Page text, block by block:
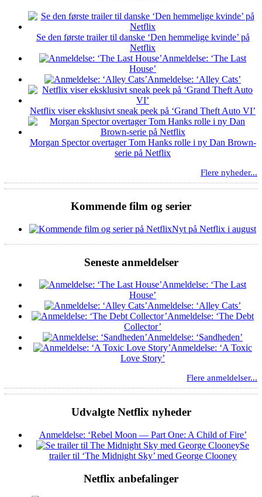
Se den første trailer til danske ‘Den hemmelige kvinde’ på
Netflix
Anmeldelse: ‘The Last
House’
Anmeldelse: ‘Alley Cats’
Netflix viser eksklusivt sneak peek på ‘Grand Theft Auto VI’
Morgan Spector overtager Tom Hanks rolle i ny Dan Brown-
serie på Netflix
Flere nyheder...
Kommende film og serier
Nyt på Netflix i august
Seneste anmeldelser
Anmeldelse: ‘The Last
House’
Anmeldelse: ‘Alley Cats’
Anmeldelse: ‘The Debt
Collector’
Anmeldelse: ‘Sandheden’
Anmeldelse: ‘A Toxic
Love Story’
Flere anmeldelser...
Udvalgte Netflix nyheder
Anmeldelse: ‘Rebel Moon — Part One: A Child of Fire’
Se
trailer til ‘The Midnight Sky’ med George Clooney
Netflix anbefalinger